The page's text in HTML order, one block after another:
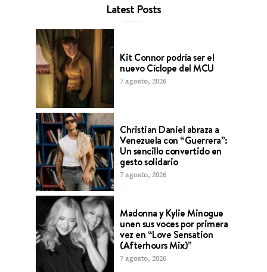
Latest Posts
Kit Connor podría ser el
nuevo Cíclope del MCU
7 agosto, 2026
Christian Daniel abraza a
Venezuela con “Guerrera”:
Un sencillo convertido en
gesto solidario
7 agosto, 2026
Madonna y Kylie Minogue
unen sus voces por primera
vez en “Love Sensation
(Afterhours Mix)”
7 agosto, 2026